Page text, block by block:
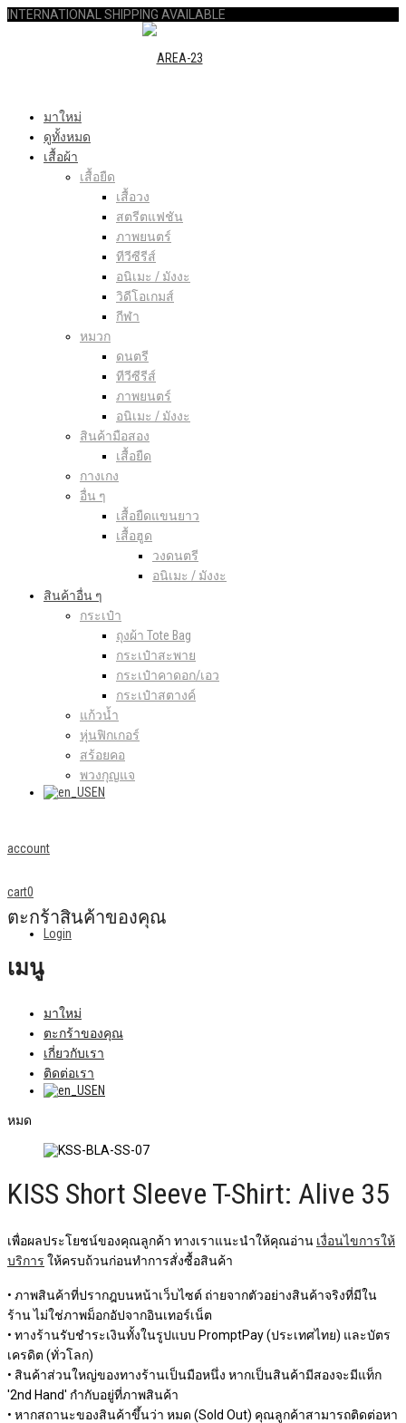
INTERNATIONAL SHIPPING AVAILABLE
มาใหม่
ดูทั้งหมด
เสื้อผ้า
เสื้อยืด
เสื้อวง
สตรีตแฟชัน
ภาพยนตร์
ทีวีซีรีส์
อนิเมะ / มังงะ
วิดีโอเกมส์
กีฬา
หมวก
ดนตรี
ทีวีซีรีส์
ภาพยนตร์
อนิเมะ / มังงะ
สินค้ามือสอง
เสื้อยืด
กางเกง
อื่น ๆ
เสื้อยืดแขนยาว
เสื้อฮูด
วงดนตรี
อนิเมะ / มังงะ
สินค้าอื่น ๆ
กระเป๋า
ถุงผ้า Tote Bag
กระเป๋าสะพาย
กระเป๋าคาดอก/เอว
กระเป๋าสตางค์
แก้วน้ำ
หุ่นฟิกเกอร์
สร้อยคอ
พวงกุญแจ
EN
account
Login
cart0
ตะกร้าสินค้าของคุณ
เมนู
มาใหม่
ตะกร้าของคุณ
เกี่ยวกับเรา
ติดต่อเรา
EN
หมด
KISS Short Sleeve T-Shirt: Alive 35
เพื่อผลประโยชน์ของคุณลูกค้า ทางเราแนะนำให้คุณอ่าน เงื่อนไขการให้
บริการ ให้ครบถ้วนก่อนทำการสั่งซื้อสินค้า
• ภาพสินค้าที่ปรากฎบนหน้าเว็บไซต์ ถ่ายจากตัวอย่างสินค้าจริงที่มีใน
ร้าน ไม่ใช่ภาพม็อกอัปจากอินเทอร์เน็ต
• ทางร้านรับชำระเงินทั้งในรูปแบบ PromptPay (ประเทศไทย) และบัตร
เครดิต (ทั่วโลก)
• สินค้าส่วนใหญ่ของทางร้านเป็นมือหนึ่ง หากเป็นสินค้ามีสองจะมีแท็ก
'2nd Hand' กำกับอยู่ที่ภาพสินค้า
• หากสถานะของสินค้าขึ้นว่า หมด (Sold Out) คุณลูกค้าสามารถติดต่อหา